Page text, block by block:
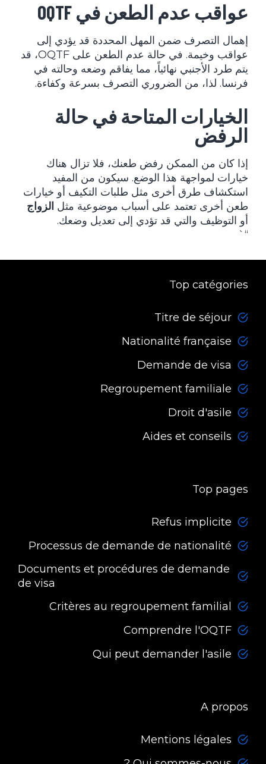
عواقب عدم الطعن في OQTF
إهمال التصرف ضمن المهل المحددة قد يؤدي إلى
عواقب وخيمة. في حالة عدم الطعن على OQTF، قد
يتم طرد الأجنبي نهائياً، مما يفاقم وضعه وحالته في
فرنسا. لذا، من الضروري التصرف بسرعة وكفاءة.
الخيارات المتاحة في حالة
الرفض
إذا كان من الممكن رفض طعنك، فلا تزال هناك
خيارات لمواجهة هذا الوضع. سيكون من المفيد
استكشاف طرق أخرى مثل طلبات التكيف أو خيارات
طعن أخرى تعتمد على أسباب موضوعية مثل الزواج
أو التوظيف والتي قد تؤدي إلى تعديل وضعك.
“`
Top catégories
Titre de séjour
Nationalité française
Demande de visa
Regroupement familiale
Droit d'asile
Aides et conseils
Top pages
Refus implicite
Processus de demande de nationalité
Documents et procédures de demande
de visa
Critères au regroupement familial
Comprendre l'OQTF
Qui peut demander l'asile
A propos
Mentions légales